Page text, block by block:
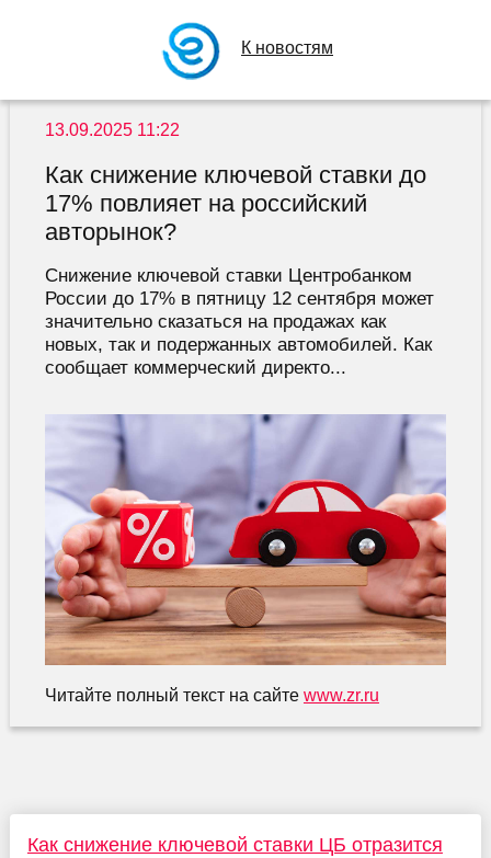
К новостям
13.09.2025 11:22
Как снижение ключевой ставки до
17% повлияет на российский
авторынок?
Снижение ключевой ставки Центробанком
России до 17% в пятницу 12 сентября может
значительно сказаться на продажах как
новых, так и подержанных автомобилей. Как
сообщает коммерческий директо...
Читайте полный текст на сайте www.zr.ru
Как снижение ключевой ставки ЦБ отразится